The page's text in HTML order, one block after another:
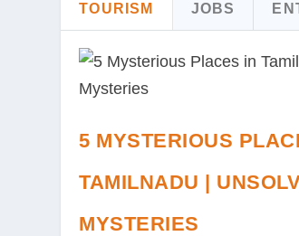
TOURISM JOBS
5 MYSTERIOUS
TAMILNADU |
MYSTERIES